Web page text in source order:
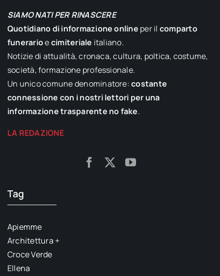
SIAMO NATI PER RINASCERE
Quotidiano di informazione online per il comparto
funerarioecimiteriale italiano.
Notizie di attualità, cronaca, cultura, poltica, costume,
società, formazione professionale.
Un unico comune denominatore:costante
connessione con i nostri lettori per una
informazione trasparente no fake.
LA REDAZIONE
Tag
Apiemme
Architettura +
Croce Verde
Ellena